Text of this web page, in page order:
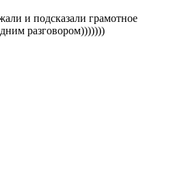
и подсказали грамотное
разговором)))))))